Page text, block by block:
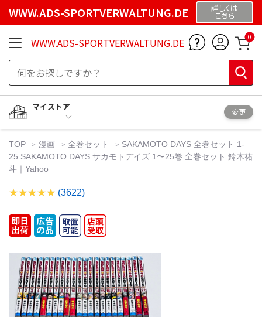
WWW.ADS-SPORTVERWALTUNG.DE 詳しくは
こちら
WWW.ADS-SPORTVERWALTUNG.DE 0
マイストア
変更
TOP 漫画 全巻セット
SAKAMOTO DAYS 全巻セット 1-
25 SAKAMOTO DAYS サカモトデイズ 1〜25巻 全巻セット 鈴木祐
斗｜Yahoo
(3622)